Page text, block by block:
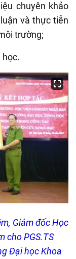
chuyên khảo
và thực tiễn
trường;
học.
Giám đốc Học
choPGS.TS
Đại học Khoa